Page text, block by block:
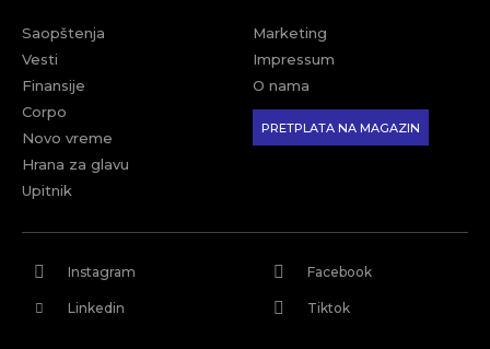
Saopštenja
Vesti
Finansije
Corpo
Novo vreme
Hrana za glavu
Upitnik
Marketing
Impressum
O nama
PRETPLATA NA MAGAZIN
Instagram Facebook
Linkedin Tiktok